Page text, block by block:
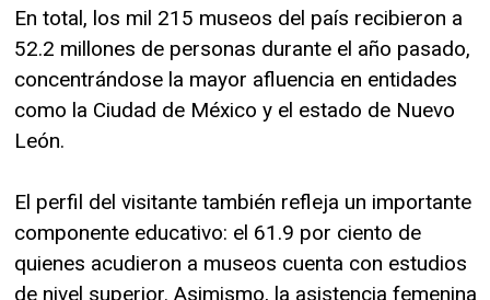
En total, los mil 215 museos del país recibieron a
52.2 millones de personas durante el año pasado,
concentrándose la mayor afluencia en entidades
como la Ciudad de México y el estado de Nuevo
León.
El perfil del visitante también refleja un importante
componente educativo: el 61.9 por ciento de
quienes acudieron a museos cuenta con estudios
de nivel superior. Asimismo, la asistencia femenina